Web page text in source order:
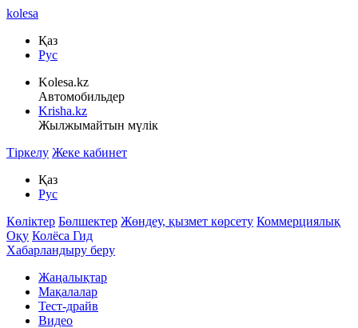
kolesa
Қаз
Рус
Kolesa.kz
Автомобильдер
Krisha.kz
Жылжымайтын мүлік
Тіркелу Жеке кабинет
Қаз
Рус
Көліктер Бөлшектер Жөндеу, қызмет көрсету Коммерциялық
Оқу Колёса Гид
Хабарландыру беру
Жаңалықтар
Мақалалар
Тест-драйв
Видео